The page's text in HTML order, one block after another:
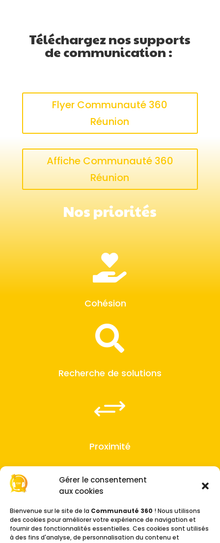
Gérer le consentement
aux cookies
Bienvenue sur le site de la Communauté 360 ! Nous utilisons
des cookies pour améliorer votre expérience de navigation et
fournir des fonctionnalités essentielles. Ces cookies sont utilisés
à des fins d'analyse, de personnalisation du contenu et
Téléchargez nos supports
de communication :
Flyer Communauté 360
Réunion
Affiche Communauté 360
Réunion
Nos priorités

Cohésion

Recherche de solutions
+
Proximité